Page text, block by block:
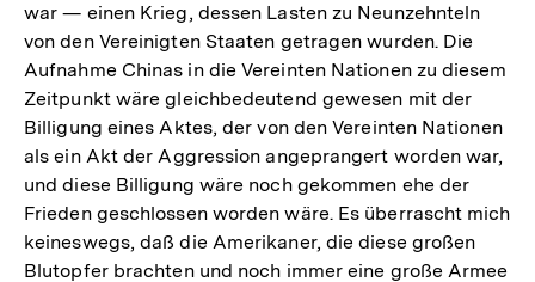
war — einen Krieg, dessen Lasten zu Neunzehnteln
von den Vereinigten Staaten getragen wurden. Die
Aufnahme Chinas in die Vereinten Nationen zu diesem
Zeitpunkt wäre gleichbedeutend gewesen mit der
Billigung eines Aktes, der von den Vereinten Nationen
als ein Akt der Aggression angeprangert worden war,
und diese Billigung wäre noch gekommen ehe der
Frieden geschlossen worden wäre. Es überrascht mich
keineswegs, daß die Amerikaner, die diese großen
Blutopfer brachten und noch immer eine große Armee